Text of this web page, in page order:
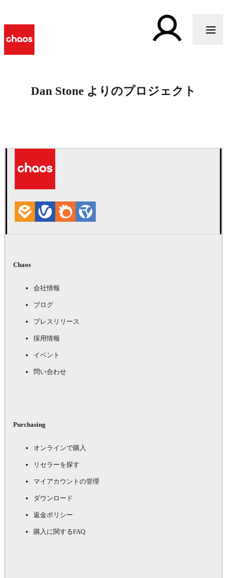
Dan Stone よりのプロジェクト
Chaos
会社情報
ブログ
プレスリリース
採用情報
イベント
問い合わせ
Purchasing
オンラインで購入
リセラーを探す
マイアカウントの管理
ダウンロード
返金ポリシー
購入に関するFAQ